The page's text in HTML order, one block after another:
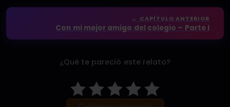
← CAPÍTULO ANTERIOR
Con mi mejor amigo del colegio – Parte I
¿Qué te pareció este relato?